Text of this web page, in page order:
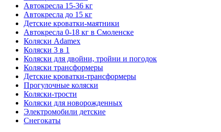
Автокресла 15-36 кг
Автокресла до 15 кг
Детские кроватки-маятники
Автокресла 0-18 кг в Смоленске
Коляски Adamex
Коляски 3 в 1
Коляски для двойни, тройни и погодок
Коляски трансформеры
Детские кроватки-трансформеры
Прогулочные коляски
Коляски-трости
Коляски для новорожденных
Электромобили детские
Снегокаты